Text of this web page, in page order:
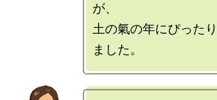
が、
土の氣の年にぴった